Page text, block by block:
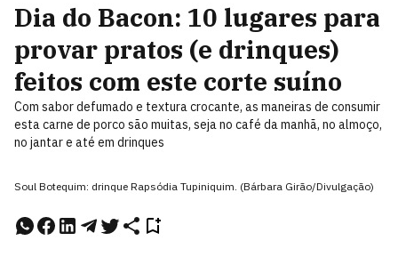
Dia do Bacon: 10 lugares para
provar pratos (e drinques)
feitos com este corte suíno
Com sabor defumado e textura crocante, as maneiras de consumir
esta carne de porco são muitas, seja no café da manhã, no almoço,
no jantar e até em drinques
Soul Botequim: drinque Rapsódia Tupiniquim. (Bárbara Girão/Divulgação)